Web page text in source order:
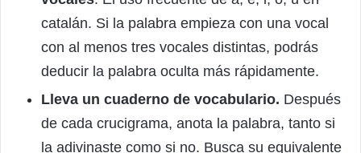
catalán. Si la palabra empieza con una vocal
con al menos tres vocales distintas, podrás
deducir la palabra oculta más rápidamente.
Lleva un cuaderno de vocabulario. Después
de cada crucigrama, anota la palabra, tanto si
la adivinaste como si no. Busca su equivalente